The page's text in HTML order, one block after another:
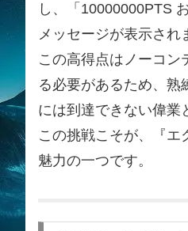
し、「10000000PTS
メッセージが表示され
この高得点はノーコン
る必要があるため、熟
には到達できない偉業
この挑戦こそが、『エ
魅力の一つです。